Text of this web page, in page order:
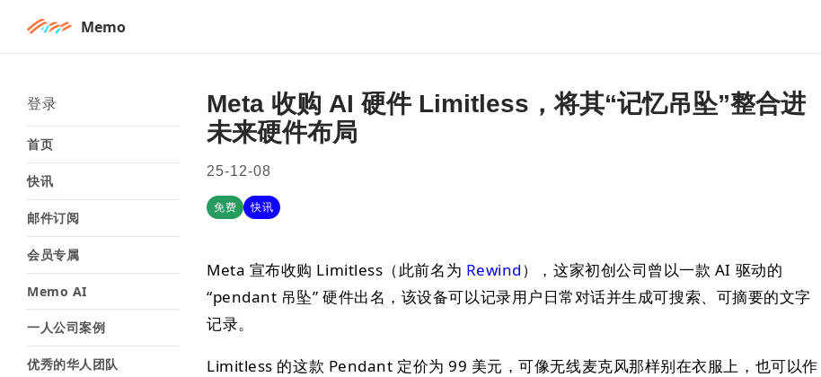
Memo
登录
首页
快讯
邮件订阅
会员专属
Memo AI
一人公司案例
优秀的华人团队
Meta 收购 AI 硬件 Limitless，将其“记忆吊坠”整合进
未来硬件布局
25-12-08
免费 快讯
Meta 宣布收购 Limitless（此前名为 Rewind），这家初创公司曾以一款 AI 驱动的
“pendant 吊坠” 硬件出名，该设备可以记录用户日常对话并生成可搜索、可摘要的文字
记录。
Limitless 的这款 Pendant 定价为 99 美元，可像无线麦克风那样别在衣服上，也可以作